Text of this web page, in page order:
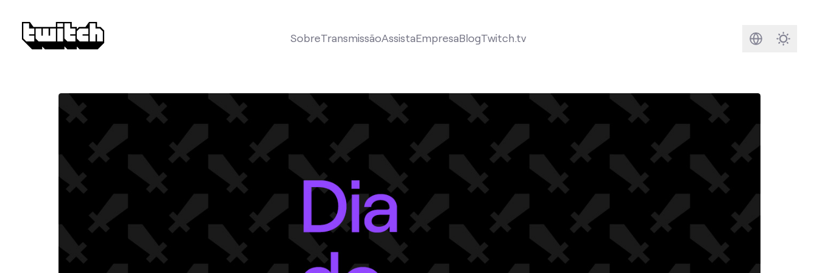
SobreTransmissãoAssistaEmpresaBlogTwitch.tv